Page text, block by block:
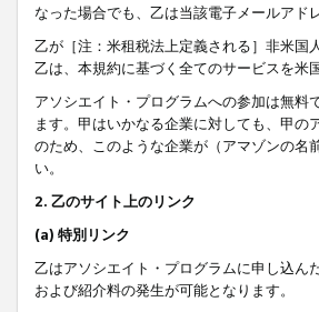
なった場合でも、乙は当該電子メールア
乙が［注：米租税法上定義される］非米国
乙は、本規約に基づく全てのサービスを米
アソシエイト・プログラムへの参加は無
ます。甲はいかなる企業に対しても、甲
のため、このような企業が（アマゾンの名
い。
2. 乙のサイト上のリンク
(a) 特別リンク
乙はアソシエイト・プログラムに申し込ん
および紹介料の発生が可能となります。